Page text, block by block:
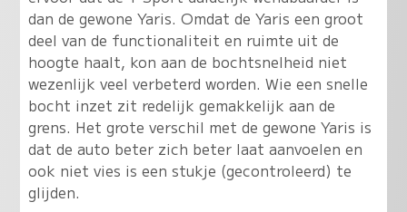
dan de gewone Yaris. Omdat de Yaris een groot
deel van de functionaliteit en ruimte uit de
hoogte haalt, kon aan de bochtsnelheid niet
wezenlijk veel verbeterd worden. Wie een snelle
bocht inzet zit redelijk gemakkelijk aan de
grens. Het grote verschil met de gewone Yaris is
dat de auto beter zich beter laat aanvoelen en
ook niet vies is een stukje (gecontroleerd) te
glijden.